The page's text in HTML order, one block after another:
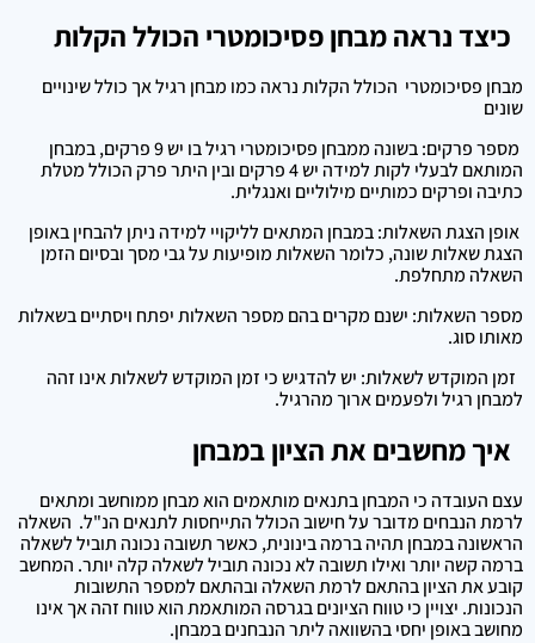
כיצד נראה מבחן פסיכומטרי הכולל הקלות
מבחן פסיכומטרי הכולל הקלות נראה כמו מבחן רגיל אך כולל שינויים
שונים
מספר פרקים: בשונה ממבחן פסיכומטרי רגיל בו יש 9 פרקים, במבחן
המותאם לבעלי לקות למידה יש 4 פרקים ובין היתר פרק הכולל מטלת
כתיבה ופרקים כמותיים מילוליים ואנגלית.
אופן הצגת השאלות: במבחן המתאים לליקויי למידה ניתן להבחין באופן
הצגת שאלות שונה, כלומר השאלות מופיעות על גבי מסך ובסיום הזמן
השאלה מתחלפת.
מספר השאלות: ישנם מקרים בהם מספר השאלות יפתח ויסתיים בשאלות
מאותו סוג.
זמן המוקדש לשאלות: יש להדגיש כי זמן המוקדש לשאלות אינו זהה
למבחן רגיל ולפעמים ארוך מהרגיל.
איך מחשבים את הציון במבחן
עצם העובדה כי המבחן בתנאים מותאמים הוא מבחן ממוחשב ומתאים
לרמת הנבחים מדובר על חישוב הכולל התייחסות לתנאים הנ"ל. השאלה
הראשונה במבחן תהיה ברמה בינונית, כאשר תשובה נכונה תוביל לשאלה
ברמה קשה יותר ואילו תשובה לא נכונה תוביל לשאלה קלה יותר. המחשב
קובע את הציון בהתאם לרמת השאלה ובהתאם למספר התשובות
הנכונות. יצויין כי טווח הציונים בגרסה המותאמת הוא טווח זהה אך אינו
מחושב באופן יחסי בהשוואה ליתר הנבחנים במבחן.